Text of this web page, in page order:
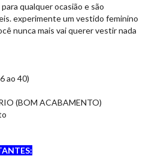
qualquer ocasião e são
experimente um vestido feminino
nunca mais vai querer vestir nada
ao 40)
(BOM ACABAMENTO)